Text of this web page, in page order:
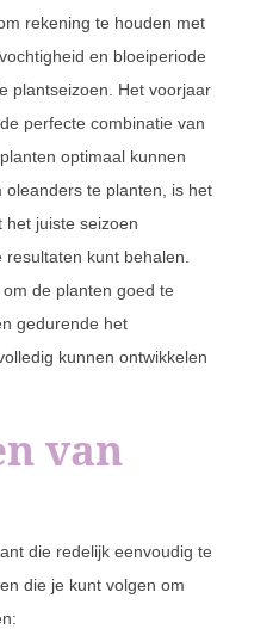
rekening te houden met
en bloeiperiode
plantseizoen. Het voorjaar
perfecte combinatie van
optimaal kunnen
oleanders te planten, is het
het juiste seizoen
kunt behalen.
de planten goed te
gedurende het
kunnen ontwikkelen
van
die redelijk eenvoudig te
die je kunt volgen om